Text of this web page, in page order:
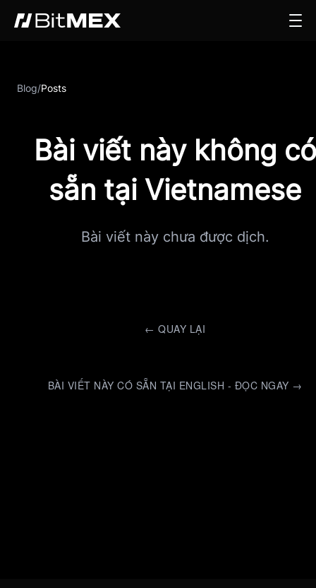
Blog/Posts
Bài viết này không có
sẵn tại Vietnamese
Bài viết này chưa được dịch.
← QUAY LẠI
BÀI VIẾT NÀY CÓ SẴN TẠI ENGLISH - ĐỌC NGAY →